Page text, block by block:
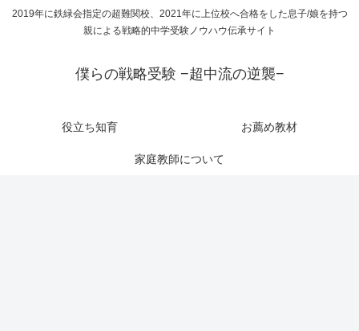
2019年に鉄緑会指定の超難関校、2021年に上位校へ合格をした息子/娘を持つ
親による戦略的中学受験ノウハウ伝承サイト
僕らの戦略受験 −超中流の逆襲−
役立ち知育 お薦め教材
家庭教師について